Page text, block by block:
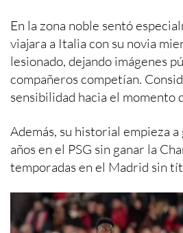
En la zona noble sentó
viajara a Italia con su novia
lesionado, dejando imágenes
compañeros competían.
sensibilidad hacia el momento
Además, su historial empieza
años en el PSG sin ganar la
temporadas en el Madrid sin